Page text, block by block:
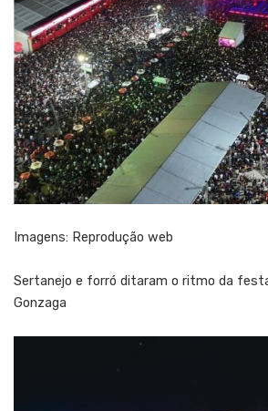
Imagens: Reprodução web
Sertanejo e forró ditaram o ritmo da
Gonzaga